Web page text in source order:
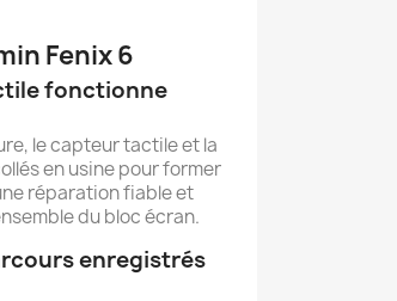
Fenix 6
fonctionne
le capteur tactile et la
en usine pour former
réparation fiable et
du bloc écran.
enregistrés